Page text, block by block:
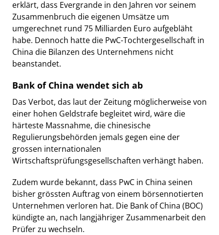
erklärt, dass Evergrande in den Jahren vor seinem
Zusammenbruch die eigenen Umsätze um
umgerechnet rund 75 Milliarden Euro aufgebläht
habe. Dennoch hatte die PwC-Tochtergesellschaft in
China die Bilanzen des Unternehmens nicht
beanstandet.
Bank of China wendet sich ab
Das Verbot, das laut der Zeitung möglicherweise von
einer hohen Geldstrafe begleitet wird, wäre die
härteste Massnahme, die chinesische
Regulierungsbehörden jemals gegen eine der
grossen internationalen
Wirtschaftsprüfungsgesellschaften verhängt haben.
Zudem wurde bekannt, dass PwC in China seinen
bisher grössten Auftrag von einem börsennotierten
Unternehmen verloren hat. Die Bank of China (BOC)
kündigte an, nach langjähriger Zusammenarbeit den
Prüfer zu wechseln.